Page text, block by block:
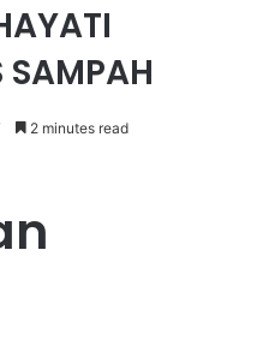
SAMPAH
2 minutes read